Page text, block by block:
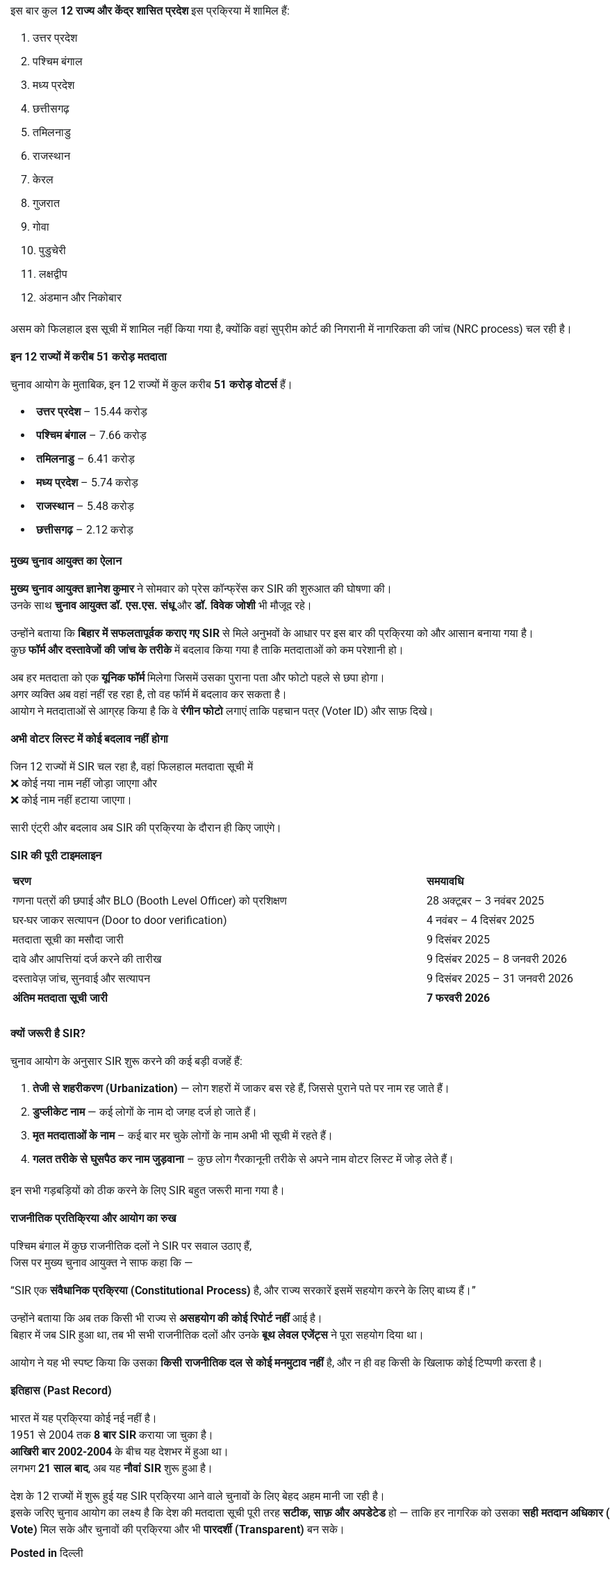
इस बार कुल 12राज्य और केंद्र शासित प्रदेशइस प्रक्रिया में शामिल हैं:
उत्तर प्रदेश
पश्चिम बंगाल
मध्य प्रदेश
छत्तीसगढ़
तमिलनाडु
राजस्थान
केरल
गुजरात
गोवा
पुडुचेरी
लक्षद्वीप
अंडमान और निकोबार
असम को फिलहाल इस सूची में शामिल नहीं किया गया है, क्योंकि वहां सुप्रीम कोर्ट की निगरानी में नागरिकता की जांच (NRC process) चल रही है।
इन 12राज्यों में करीब51करोड़ मतदाता
चुनाव आयोग के मुताबिक, इन 12 राज्यों में कुल करीब 51करोड़ वोटर्सहैं।
उत्तर प्रदेश– 15.44 करोड़
पश्चिम बंगाल– 7.66 करोड़
तमिलनाडु– 6.41 करोड़
मध्य प्रदेश– 5.74 करोड़
राजस्थान– 5.48 करोड़
छत्तीसगढ़– 2.12 करोड़
मुख्य चुनाव आयुक्त का ऐलान
मुख्य चुनाव आयुक्त ज्ञानेश कुमारने सोमवार को प्रेस कॉन्फ्रेंस कर SIR की शुरुआत की घोषणा की।
उनके साथचुनाव आयुक्त डॉ. एस.एस. संधूऔरडॉ. विवेक जोशीभी मौजूद रहे।
उन्होंने बताया किबिहार में सफलतापूर्वक कराए गएSIRसे मिले अनुभवों के आधार पर इस बार की प्रक्रिया को और आसान बनाया गया है।
कुछफॉर्म और दस्तावेजों की जांच के तरीकेमें बदलाव किया गया है ताकि मतदाताओं को कम परेशानी हो।
अब हर मतदाता को एकयूनिक फॉर्ममिलेगा जिसमें उसका पुराना पता और फोटो पहले से छपा होगा।
अगर व्यक्ति अब वहां नहीं रह रहा है, तो वह फॉर्म में बदलाव कर सकता है।
आयोग ने मतदाताओं से आग्रह किया है कि वेरंगीन फोटोलगाएं ताकि पहचान पत्र (Voter ID) और साफ़ दिखे।
अभी वोटर लिस्ट में कोई बदलाव नहीं होगा
जिन 12 राज्यों में SIR चल रहा है, वहां फिलहाल मतदाता सूची में
❌ कोई नया नाम नहीं जोड़ा जाएगा और
❌ कोई नाम नहीं हटाया जाएगा।
सारी एंट्री और बदलाव अब SIR की प्रक्रिया के दौरान ही किए जाएंगे।
SIRकी पूरी टाइमलाइन
चरण
समयावधि
गणना पत्रों की छपाई और BLO (Booth Level Officer) को प्रशिक्षण
28 अक्टूबर – 3 नवंबर 2025
घर-घर जाकर सत्यापन (Door to door verification)
4 नवंबर – 4 दिसंबर 2025
मतदाता सूची का मसौदा जारी
9 दिसंबर 2025
दावे और आपत्तियां दर्ज करने की तारीख
9 दिसंबर 2025 – 8 जनवरी 2026
दस्तावेज़ जांच, सुनवाई और सत्यापन
9 दिसंबर 2025 – 31 जनवरी 2026
अंतिम मतदाता सूची जारी
7फरवरी2026
क्यों जरूरी हैSIR?
चुनाव आयोग के अनुसार SIR शुरू करने की कई बड़ी वजहें हैं:
तेजी से शहरीकरण (Urbanization) — लोग शहरों में जाकर बस रहे हैं, जिससे पुराने पते पर नाम रह जाते हैं।
डुप्लीकेट नाम— कई लोगों के नाम दो जगह दर्ज हो जाते हैं।
मृत मतदाताओं के नाम– कई बार मर चुके लोगों के नाम अभी भी सूची में रहते हैं।
गलत तरीके से घुसपैठ कर नाम जुड़वाना– कुछ लोग गैरकानूनी तरीके से अपने नाम वोटर लिस्ट में जोड़ लेते हैं।
इन सभी गड़बड़ियों को ठीक करने के लिए SIR बहुत जरूरी माना गया है।
राजनीतिक प्रतिक्रिया और आयोग का रुख
पश्चिम बंगाल में कुछ राजनीतिक दलों ने SIR पर सवाल उठाए हैं,
जिस पर मुख्य चुनाव आयुक्त ने साफ कहा कि —
“SIR एकसंवैधानिक प्रक्रिया (Constitutional Process) है, और राज्य सरकारें इसमें सहयोग करने के लिए बाध्य हैं।”
उन्होंने बताया कि अब तक किसी भी राज्य से असहयोग की कोई रिपोर्ट नहींआई है।
बिहार में जब SIR हुआ था, तब भी सभी राजनीतिक दलों और उनकेबूथ लेवल एजेंट्सने पूरा सहयोग दिया था।
आयोग ने यह भी स्पष्ट किया कि उसकाकिसी राजनीतिक दल से कोई मनमुटाव नहींहै, और न ही वह किसी के खिलाफ कोई टिप्पणी करता है।
इतिहास (Past Record)
भारत में यह प्रक्रिया कोई नई नहीं है।
1951 से 2004 तक8बारSIRकराया जा चुका है।
आखिरी बार2002-2004के बीच यह देशभर में हुआ था।
लगभग21साल बाद, अब यहनौवांSIRशुरू हुआ है।
देश के 12 राज्यों में शुरू हुई यह SIR प्रक्रिया आने वाले चुनावों के लिए बेहद अहम मानी जा रही है।
इसके जरिए चुनाव आयोग का लक्ष्य है कि देश की मतदाता सूची पूरी तरहसटीक,साफ़ और अपडेटेडहो — ताकि हर नागरिक को उसकासही मतदान अधिकार (
Vote) मिल सके और चुनावों की प्रक्रिया और भीपारदर्शी (Transparent) बन सके।
Posted inदिल्ली